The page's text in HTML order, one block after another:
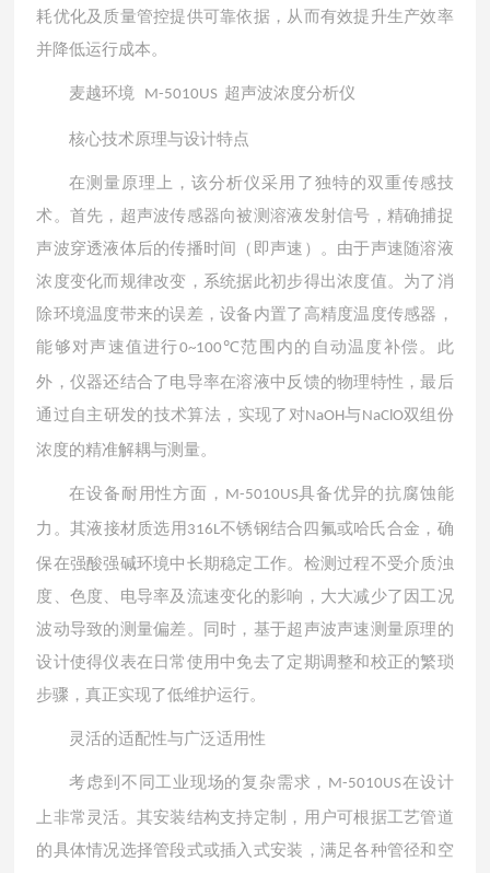
耗优化及质量管控提供可靠依据，从而有效提升生产效率
并降低运行成本。
麦越环境 M-5010US 超声波浓度分析仪
核心技术原理与设计特点
在测量原理上，该分析仪采用了独特的双重传感技
术。首先，超声波传感器向被测溶液发射信号，精确捕捉
声波穿透液体后的传播时间（即声速）。由于声速随溶液
浓度变化而规律改变，系统据此初步得出浓度值。为了消
除环境温度带来的误差，设备内置了高精度温度传感器，
能够对声速值进行0~100℃范围内的自动温度补偿。此
外，仪器还结合了电导率在溶液中反馈的物理特性，最后
通过自主研发的技术算法，实现了对NaOH与NaClO双组份
浓度的精准解耦与测量。
在设备耐用性方面， M-5010US具备优异的抗腐蚀能
力。其液接材质选用 316L不锈钢结合四氟或哈氏合金，确
保在强酸强碱环境中长期稳定工作。检测过程不受介质浊
度、色度、电导率及流速变化的影响，大大减少了因工况
波动导致的测量偏差。同时，基于超声波声速测量原理的
设计使得仪表在日常使用中免去了定期调整和校正的繁琐
步骤，真正实现了低维护运行。
灵活的适配性与广泛适用性
考虑到不同工业现场的复杂需求， M-5010US在设计
上非常灵活。其安装结构支持定制，用户可根据工艺管道
的具体情况选择管段式或插入式安装，满足各种管径和空